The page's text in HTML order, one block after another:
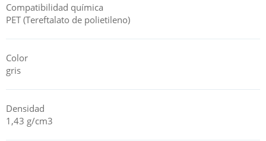
Compatibilidad química
PET (Tereftalato de polietileno)
Color
gris
Densidad
1,43 g/cm3